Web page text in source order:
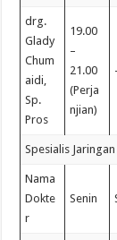
drg.
Glady
Chum
aidi,
Sp.
Pros
19.00
–
21.00
(Perja
njian)
Spesialis
Nama
Dokte
r
Senin